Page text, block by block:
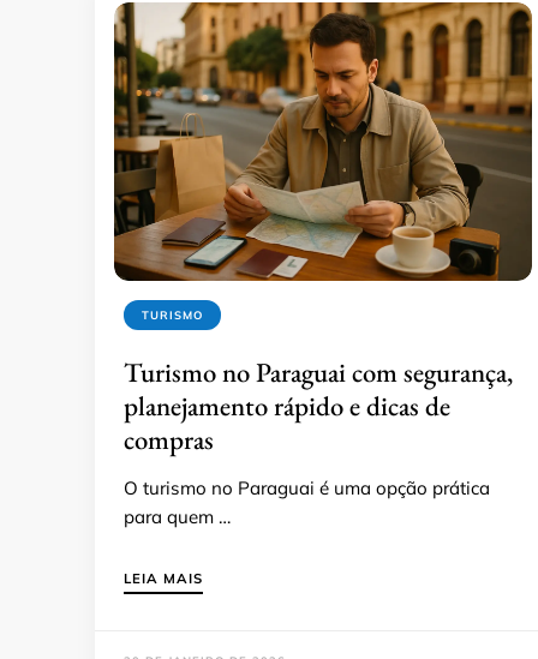
TURISMO
Turismo no Paraguai com segurança,
planejamento rápido e dicas de
compras
O turismo no Paraguai é uma opção prática
para quem …
LEIA MAIS